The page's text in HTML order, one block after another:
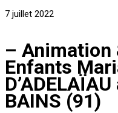
7 juillet 2022
– Animation
Enfants
BAINS (91)